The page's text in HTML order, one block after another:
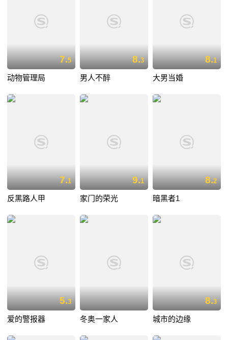
7.5
动物管理局
8.3
男人不醉
8.1
大男当婚
7.1
反黑路人甲
9.1
家门的荣光
8.2
暗黑者1
5.3
爱的警报器 冬奥一家人
8.3
城市的边缘